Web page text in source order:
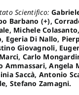
Scientifico:
Barbano (+),
Michele
Egeria Di Nallo,
Giovagnoli,
Carlo
Ammassari, Angela
Saccà, Antonio
Stefano Zamagni.